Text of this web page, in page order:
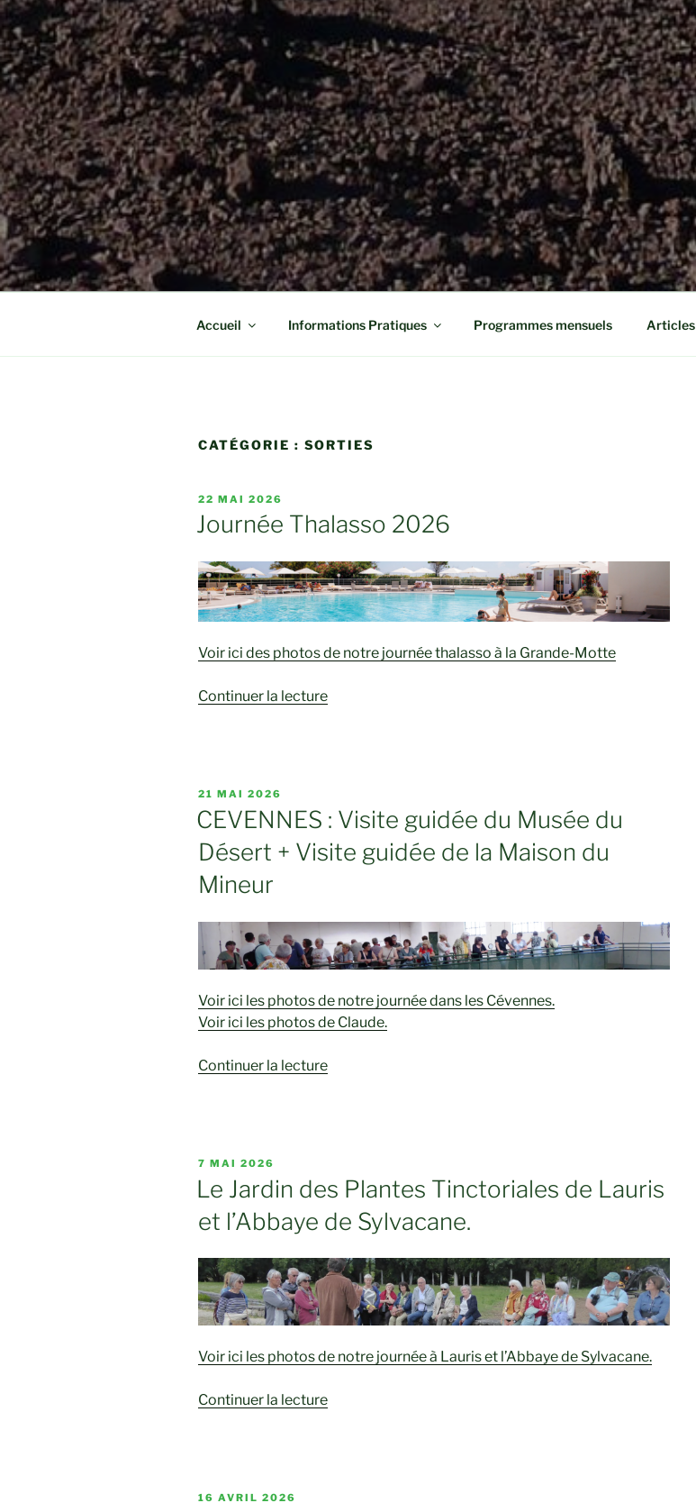
Accueil Informations Pratiques Programmes mensuels Articles
CATÉGORIE : SORTIES
PUBLIÉ
LE
22 MAI 2026
Journée Thalasso 2026
Voir ici des photos de notre journée thalasso à la Grande-Motte
Continuer la lecturede
PUBLIÉ
LE
21 MAI 2026
CEVENNES : Visite guidée du Musée du
Désert + Visite guidée de la Maison du
Mineur
Voir ici les photos de notre journée dans les Cévennes.
Voir ici les photos de Claude.
Continuer la lecturede
Musée
du
+
Visite
guidée
de
Maison
Mineur »
PUBLIÉ
LE
7 MAI 2026
Le Jardin des Plantes Tinctoriales de Lauris
et l’Abbaye de Sylvacane.
Voir ici les photos de notre journée à Lauris et l’Abbaye de Sylvacane.
Continuer la lecturede
PUBLIÉ
16 AVRIL 2026